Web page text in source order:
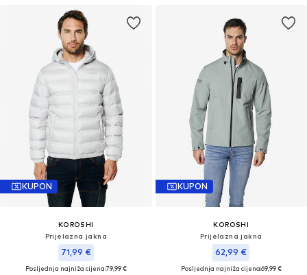
KUPON
KOROSHI
Prijelazna jakna
71,99 €
Posljednja najniža cijena:79,99 €
KUPON
KOROSHI
Prijelazna jakna
62,99 €
Posljednja najniža cijena:69,99 €